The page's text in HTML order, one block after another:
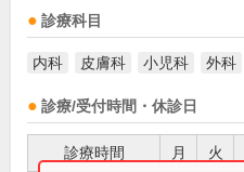
診療科目
内科 皮膚科 小児科 外科
診療/受付時間・休診日
診療時間 月 火